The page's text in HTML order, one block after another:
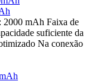
2000 mAh Faixa de
suficiente da
Na conexão